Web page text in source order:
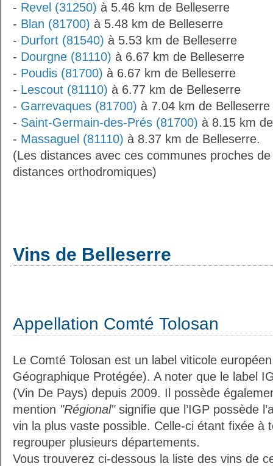
- Revel (31250) à 5.46 km de Belleserre
- Blan (81700) à 5.48 km de Belleserre
- Durfort (81540) à 5.53 km de Belleserre
- Dourgne (81110) à 6.67 km de Belleserre
- Poudis (81700) à 6.67 km de Belleserre
- Lescout (81110) à 6.77 km de Belleserre
- Garrevaques (81700) à 7.04 km de Belleserre
- Saint-Germain-des-Prés (81700) à 8.15 km
- Massaguel (81110) à 8.37 km de Belleserre.
(Les distances avec ces communes proches
distances orthodromiques)
Vins de Belleserre
Appellation Comté Tolosan
Le Comté Tolosan est un label viticole
Géographique Protégée). A noter que le label
(Vin De Pays) depuis 2009. Il possède
mention "Régional"signifie que l’IGP possède
vin la plus vaste possible. Celle-ci étant fixée à
regrouper plusieurs départements.
Vous trouverez ci-dessous la liste des vins de